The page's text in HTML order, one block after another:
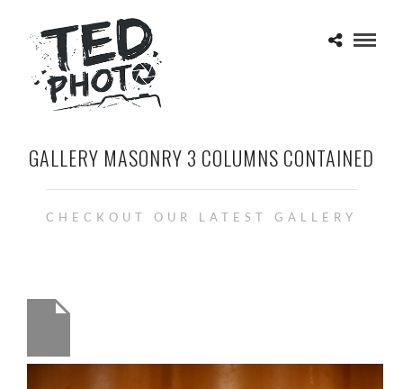
GALLERY MASONRY 3 COLUMNS CONTAINED
CHECKOUT OUR LATEST GALLERY